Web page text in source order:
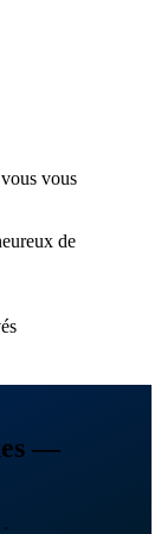
vous
de
—